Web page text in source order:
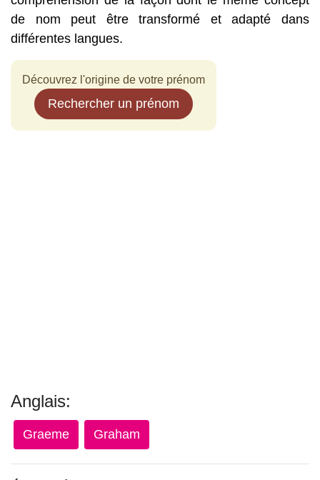
de nom peut être transformé et adapté dans
différentes langues.
Découvrez l'origine de votre prénom
Rechercher un prénom
Anglais:
Graeme Graham